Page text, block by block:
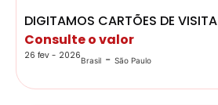
DIGITAMOS CARTÕES DE VISITA
Consulte o valor
26 fev - 2026Brasil - São Paulo